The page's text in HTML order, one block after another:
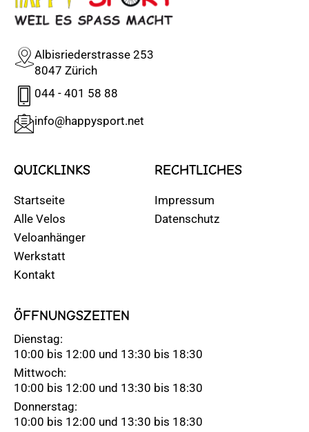
Albisriederstrasse 253
8047 Zürich
044 - 401 58 88
info@happysport.net
QUICKLINKS
Startseite
Alle Velos
Veloanhänger
Werkstatt
Kontakt
RECHTLICHES
Impressum
Datenschutz
ÖFFNUNGSZEITEN
Dienstag:
10:00 bis 12:00 und 13:30 bis 18:30
Mittwoch:
10:00 bis 12:00 und 13:30 bis 18:30
Donnerstag:
10:00 bis 12:00 und 13:30 bis 18:30